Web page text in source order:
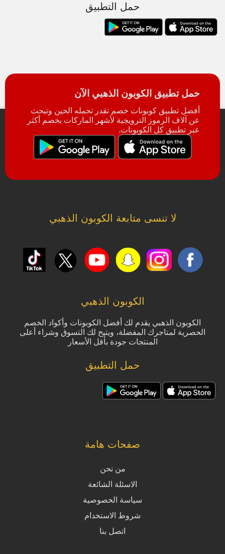
حمل التطبيق
حمل تطبيق الكوبون الذهبي الآن
أفضل تطبيق كوبونات خصم تقدر تحمله الحين وتبحث
عن آلاف الرموز الترويجية لأشهر الماركات بخصم أكثر
عبر تطبيق كل الكوبونات.
لا تنسى متابعة الكوبون الذهبي
الكوبون الذهبي
الكوبون الذهبي يقدم لك أفضل الكوبونات وأكواد الخصم
الحصرية لمتاجرك المفضلة، ويتيح لك التسوق وشراء أعلى
المنتجات جودة بأقل الأسعار
حمل التطبيق
صفحات هامة
من نحن
الاسئلة الشائعة
سياسة الخصوصية
شروط الاستخدام
اتصل بنا